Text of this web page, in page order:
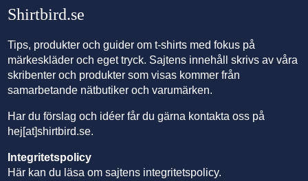
Shirtbird.se
Tips, produkter ochguider om t-shirts med fokus på
märkeskläder och eget tryck. Sajtens innehåll skrivs av våra
skribenter och produkter som visas kommer från
samarbetande nätbutiker ochvarumärken.
Har du förslag och idéer får du gärna kontakta oss på
hej[at]shirtbird.se.
Integritetspolicy
Här kan du läsa omsajtens integritetspolicy.